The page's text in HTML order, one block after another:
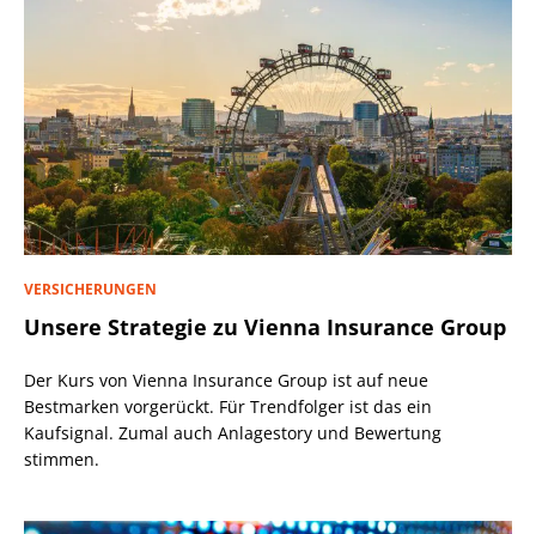
VERSICHERUNGEN
Unsere Strategie zu Vienna Insurance Group
Der Kurs von Vienna Insurance Group ist auf neue
Bestmarken vorgerückt. Für Trendfolger ist das ein
Kaufsignal. Zumal auch Anlagestory und Bewertung
stimmen.